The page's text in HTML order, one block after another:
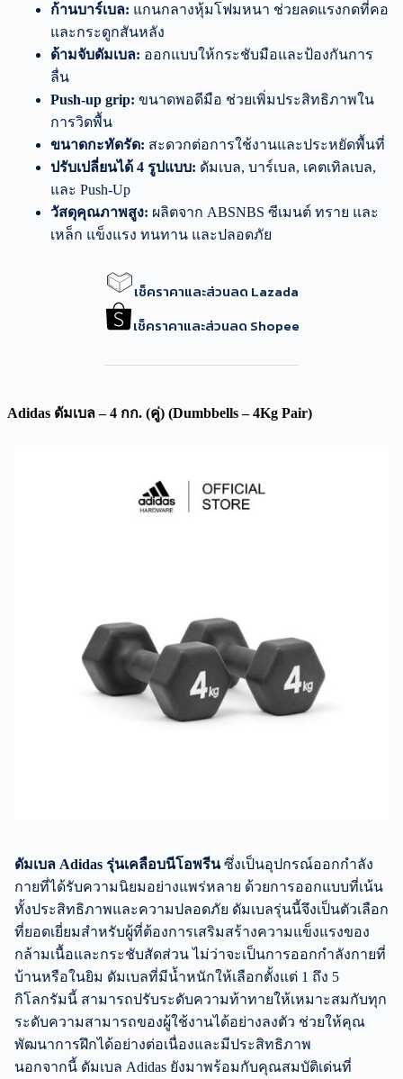
ก้านบาร์เบล: แกนกลางหุ้มโฟมหนา ช่วยลดแรงกดที่คอ
และกระดูกสันหลัง
ด้ามจับดัมเบล: ออกแบบให้กระชับมือและป้องกันการ
ลื่น
Push-up grip: ขนาดพอดีมือ ช่วยเพิ่มประสิทธิภาพใน
การวิดพื้น
ขนาดกะทัดรัด: สะดวกต่อการใช้งานและประหยัดพื้นที่
ปรับเปลี่ยนได้ 4 รูปแบบ: ดัมเบล, บาร์เบล, เคตเทิลเบล,
และ Push-Up
วัสดุคุณภาพสูง: ผลิตจาก ABSNBS ซีเมนต์ ทราย และ
เหล็ก แข็งแรง ทนทาน และปลอดภัย
เช็คราคาและส่วนลด Lazada
เช็คราคาและส่วนลด Shopee
Adidas ดัมเบล – 4 กก. (คู่) (Dumbbells – 4Kg Pair)
ดัมเบล Adidas รุ่นเคลือบนีโอพรีนซึ่งเป็นอุปกรณ์ออกกำลัง
กายที่ได้รับความนิยมอย่างแพร่หลาย ด้วยการออกแบบที่เน้น
ทั้งประสิทธิภาพและความปลอดภัย ดัมเบลรุ่นนี้จึงเป็นตัวเลือก
ที่ยอดเยี่ยมสำหรับผู้ที่ต้องการเสริมสร้างความแข็งแรงของ
กล้ามเนื้อและกระชับสัดส่วน ไม่ว่าจะเป็นการออกกำลังกายที่
บ้านหรือในยิม ดัมเบลที่มีน้ำหนักให้เลือกตั้งแต่ 1 ถึง 5
กิโลกรัมนี้ สามารถปรับระดับความท้าทายให้เหมาะสมกับทุก
ระดับความสามารถของผู้ใช้งานได้อย่างลงตัว ช่วยให้คุณ
พัฒนาการฝึกได้อย่างต่อเนื่องและมีประสิทธิภาพ
นอกจากนี้ ดัมเบล Adidas ยังมาพร้อมกับคุณสมบัติเด่นที่